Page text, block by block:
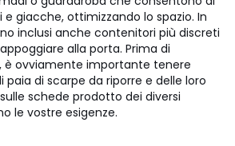
giacche, ottimizzando lo spazio. In
inclusi anche contenitori più discreti
alla porta. Prima di
ovviamente importante tenere
di scarpe da riporre e delle loro
schede prodotto dei diversi
le vostre esigenze.